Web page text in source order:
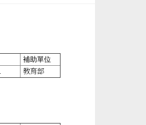
補助單位
教育部